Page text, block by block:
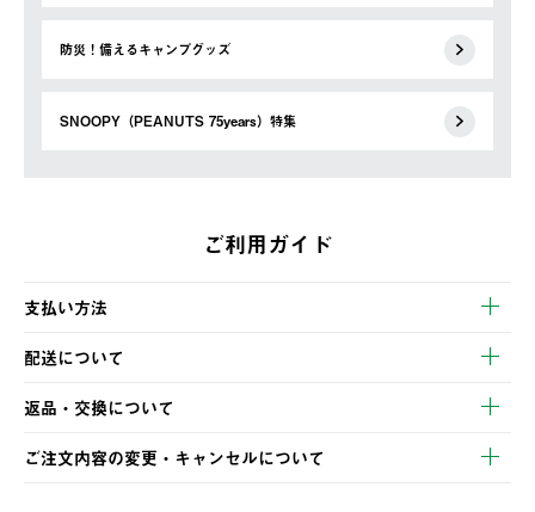
防災！備えるキャンプグッズ
SNOOPY（PEANUTS 75years）特集
ご利用ガイド
支払い方法
以下のいずれかの方法でお支払いいただけます。
・クレジットカード決済
・コンビニ決済
・Pay-easy決済
配送について
【発送スケジュール】
ご注文・ご入金完了より2営業日以内に商品を発送いたします。
土日祝の発送はございませんので、木曜日以降のご注文は週明け
の発送となる場合がございます。
返品・交換について
※お客様都合の場合
ご注文内容の変更・キャンセルについて